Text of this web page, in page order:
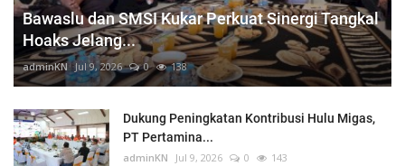
Bawaslu dan SMSI Kukar Perkuat Sinergi Tangkal
Hoaks Jelang...
adminKN Jul 9, 2026 0 138
Dukung Peningkatan Kontribusi Hulu Migas,
PT Pertamina...
adminKN Jul 9, 2026 0 143